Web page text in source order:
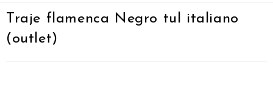
Traje flamenca Negro tul italiano
(outlet)